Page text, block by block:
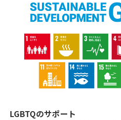
LGBTQのサポート